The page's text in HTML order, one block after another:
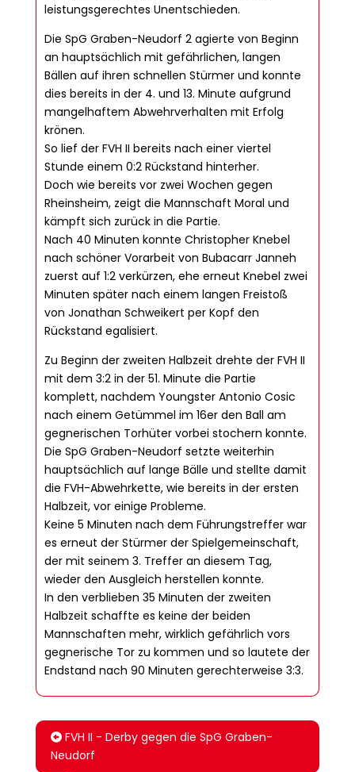
leistungsgerechtes Unentschieden.
Die SpG Graben-Neudorf 2 agierte von Beginn
an hauptsächlich mit gefährlichen, langen
Bällen auf ihren schnellen Stürmer und konnte
dies bereits in der 4. und 13. Minute aufgrund
mangelhaftem Abwehrverhalten mit Erfolg
krönen.
So lief der FVH II bereits nach einer viertel
Stunde einem 0:2 Rückstand hinterher.
Doch wie bereits vor zwei Wochen gegen
Rheinsheim, zeigt die Mannschaft Moral und
kämpft sich zurück in die Partie.
Nach 40 Minuten konnte Christopher Knebel
nach schöner Vorarbeit von Bubacarr Janneh
zuerst auf 1:2 verkürzen, ehe erneut Knebel zwei
Minuten später nach einem langen Freistoß
von Jonathan Schweikert per Kopf den
Rückstand egalisiert.
Zu Beginn der zweiten Halbzeit drehte der FVH II
mit dem 3:2 in der 51. Minute die Partie
komplett, nachdem Youngster Antonio Cosic
nach einem Getümmel im 16er den Ball am
gegnerischen Torhüter vorbei stochern konnte.
Die SpG Graben-Neudorf setzte weiterhin
hauptsächlich auf lange Bälle und stellte damit
die FVH-Abwehrkette, wie bereits in der ersten
Halbzeit, vor einige Probleme.
Keine 5 Minuten nach dem Führungstreffer war
es erneut der Stürmer der Spielgemeinschaft,
der mit seinem 3. Treffer an diesem Tag,
wieder den Ausgleich herstellen konnte.
In den verblieben 35 Minuten der zweiten
Halbzeit schaffte es keine der beiden
Mannschaften mehr, wirklich gefährlich vors
gegnerische Tor zu kommen und so lautete der
Endstand nach 90 Minuten gerechterweise 3:3.
FVH II - Derby gegen die SpG Graben-
Neudorf